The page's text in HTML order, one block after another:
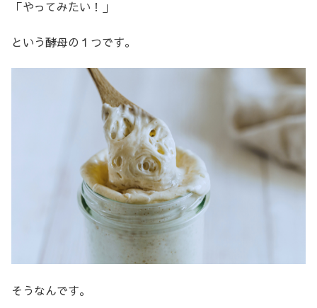
「やってみたい！」
という酵母の１つです。
そうなんです。